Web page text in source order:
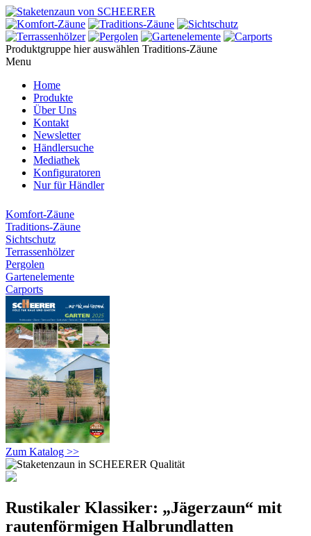
Produktgruppe hier auswählen Traditions-Zäune
Menu
Home
Produkte
Über Uns
Kontakt
Newsletter
Händlersuche
Mediathek
Konfiguratoren
Nur für Händler
Komfort-Zäune
Traditions-Zäune
Sichtschutz
Terrassenhölzer
Pergolen
Gartenelemente
Carports
Zum Katalog >>
Rustikaler Klassiker: „Jägerzaun“ mit
rautenförmigen Halbrundlatten